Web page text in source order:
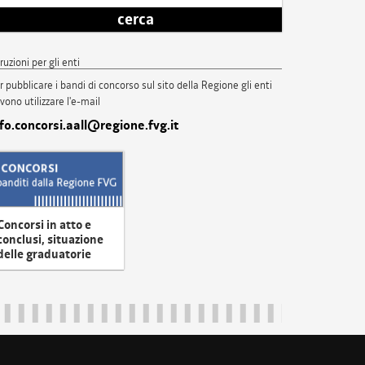
cerca
per gli enti
pubblicare i bandi di concorso sul sito della Regione gli enti
utilizzare l'e-mail
in atto e
situazione
graduatorie